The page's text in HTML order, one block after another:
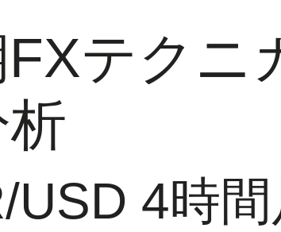
テクニ
USD 4時